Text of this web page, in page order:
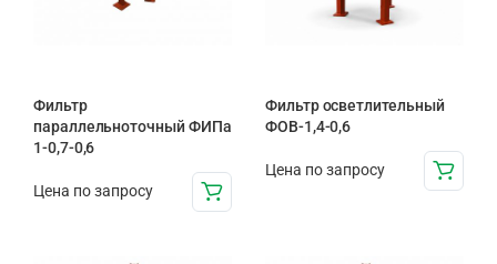
Фильтр
параллельноточный ФИПа
1-0,7-0,6
Цена по запросу
Фильтр осветлительный
ФОВ-1,4-0,6
Цена по запросу